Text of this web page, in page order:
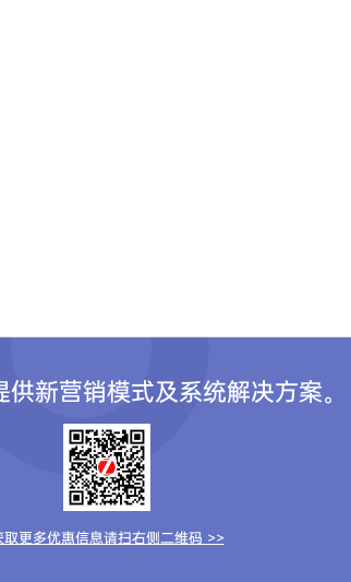
新营销模式及系统解决方案。
取更多优惠信息请扫右侧二维码 >>